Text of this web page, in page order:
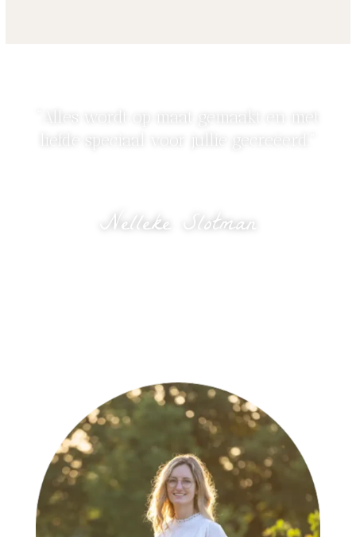
“Alles wordt op maat gemaakt en met
liefde speciaal voor jullie gecreëerd.”
Nelleke Slotman